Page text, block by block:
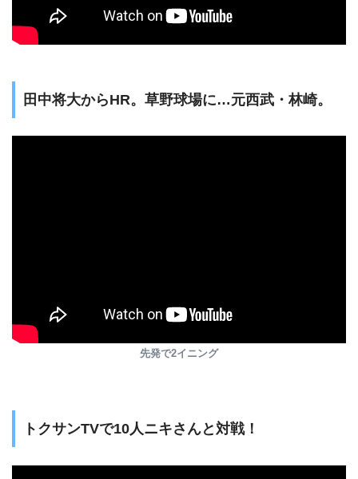
田中将大からHR。草野球場に…元西武・林崎。
先発で2イニング
トクサンTVで10人ニキさんと対戦！